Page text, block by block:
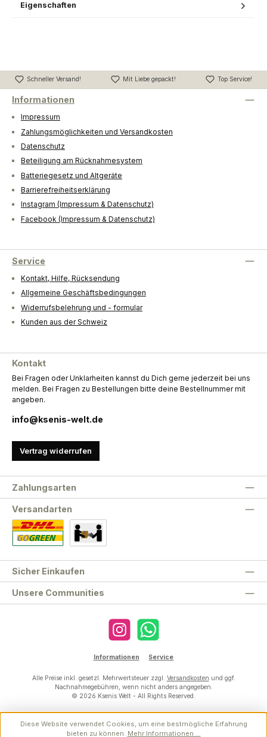
Eigenschaften
Schneller Versand! Mit Liebe gepackt! Top Service!
Informationen
Impressum
Zahlungsmöglichkeiten und Versandkosten
Datenschutz
Beteiligung am Rücknahmesystem
Batteriegesetz und Altgeräte
Barrierefreiheitserklärung
Instagram (Impressum & Datenschutz)
Facebook (Impressum & Datenschutz)
Service
Kontakt, Hilfe, Rücksendung
Allgemeine Geschäftsbedingungen
Widerrufsbelehrung und - formular
Kunden aus der Schweiz
Kontakt
Bei Fragen oder Unklarheiten kannst du Dich gerne jederzeit bei uns
melden. Bei Fragen zu Bestellungen bitte deine Bestellnummer mit
angeben.
info@ksenis-welt.de
Vertrag widerrufen
Unsere Communities
Zahlungsarten
Versandarten
Sicher Einkaufen
Instagram WhatsApp
Informationen Service
Alle Preise inkl. gesetzl. Mehrwertsteuer zzgl. Versandkosten und ggf.
Nachnahmegebühren, wenn nicht anders angegeben.
© 2026 Ksenis Welt - All Rights Reserved.
Diese Website verwendet Cookies, um eine bestmögliche Erfahrung
bieten zu können. Mehr Informationen ...